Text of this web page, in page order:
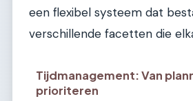
een flexibel systeem dat
verschillende facetten die
Tijdmanagement: Van
prioriteren